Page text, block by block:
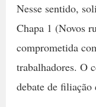
Nesse sentido,
Chapa 1 (Novos
comprometida
trabalhadores. O
debate de filiação